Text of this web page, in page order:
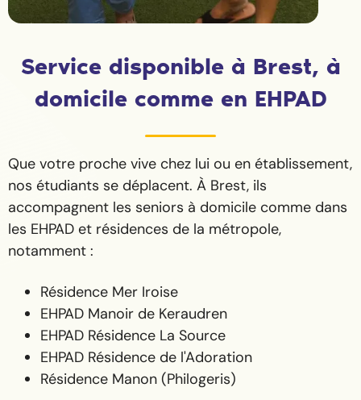
Service disponible à Brest, à
domicile comme en EHPAD
Que votre proche vive chez lui ou en établissement,
nos étudiants se déplacent. À Brest, ils
accompagnent les seniors à domicile comme dans
les EHPAD et résidences de la métropole,
notamment :
Résidence Mer Iroise
EHPAD Manoir de Keraudren
EHPAD Résidence La Source
EHPAD Résidence de l'Adoration
Résidence Manon (Philogeris)